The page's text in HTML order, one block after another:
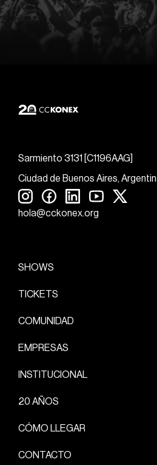
Sarmiento 3131 [C1196AAG]
Ciudad de Buenos Aires,
hola@cckonex.org
SHOWS
TICKETS
COMUNIDAD
EMPRESAS
INSTITUCIONAL
20 AÑOS
CÓMO LLEGAR
CONTACTO